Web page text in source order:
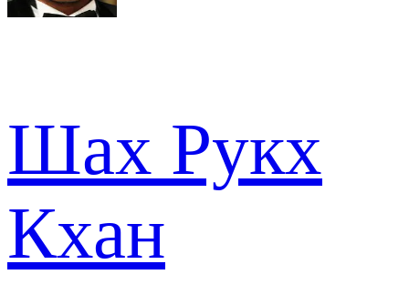
Шах Рукх
Кхан